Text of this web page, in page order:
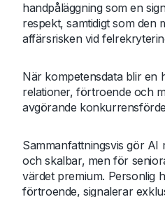
handpåläggning som en
respekt, samtidigt som den
affärsrisken vid
När kompetensdata blir en
relationer, förtroende och
avgörande
Sammanfattningsvis gör
och skalbar, men för
värdet premium. Personlig
förtroende, signalerar